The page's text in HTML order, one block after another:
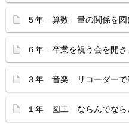
５年 算数 量の関係を図
６年 卒業を祝う会を開き
３年 音楽 リコーダーで
１年 図工 ならんでなら